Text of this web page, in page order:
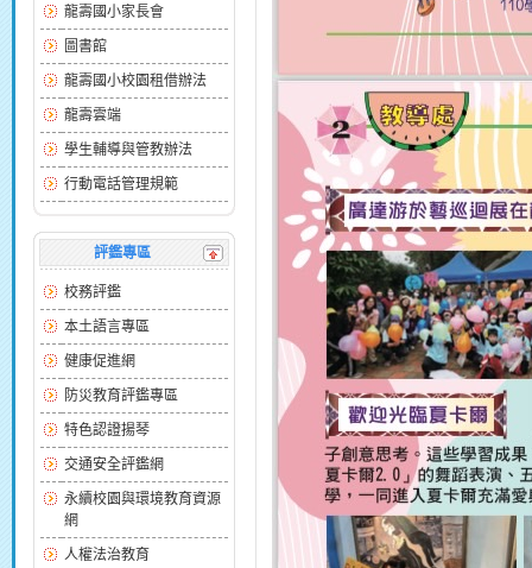
龍壽國小家長會
圖書館
龍壽國小校園租借辦法
龍壽雲端
學生輔導與管教辦法
行動電話管理規範
評鑑專區
校務評鑑
本土語言專區
健康促進網
防災教育評鑑專區
特色認證揚琴
交通安全評鑑網
永續校園與環境教育資源
網
人權法治教育